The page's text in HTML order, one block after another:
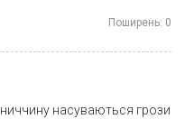
Поширень: 0
насуваються грози